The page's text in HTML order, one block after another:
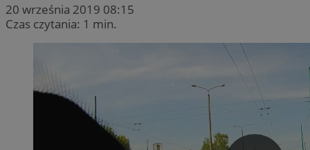
20 września 2019 08:15
Czas czytania: 1 min.